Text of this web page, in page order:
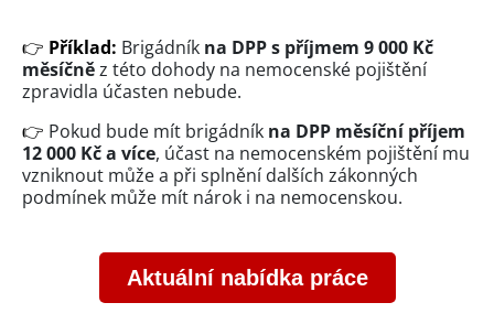
👉 Příklad: Brigádník na DPP s příjmem 9 000 Kč
měsíčněz této dohody na nemocenské pojištění
zpravidla účasten nebude.
👉 Pokud bude mít brigádník na DPP měsíční příjem
12 000 Kč a více, účast na nemocenském pojištění mu
vzniknout může a při splnění dalších zákonných
podmínek může mít nárok i na nemocenskou.
Aktuální nabídka práce